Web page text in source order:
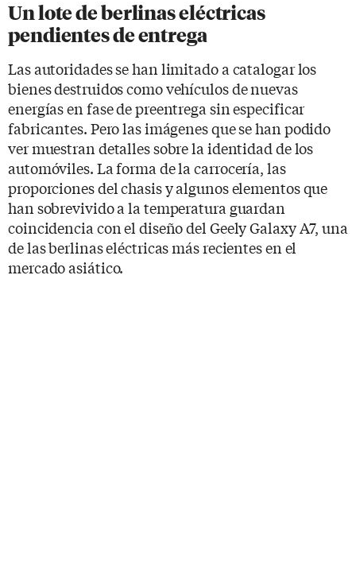
Un lote de berlinas eléctricas
pendientes de entrega
Las autoridades se han limitado a catalogar los
bienes destruidos como vehículos de nuevas
energías en fase de preentrega sin especificar
fabricantes. Pero las imágenes que se han podido
ver muestran detalles sobre la identidad de los
automóviles. La forma de la carrocería, las
proporciones del chasis y algunos elementos que
han sobrevivido a la temperatura guardan
coincidencia con el diseño del Geely Galaxy A7, una
de las berlinas eléctricas más recientes en el
mercado asiático.